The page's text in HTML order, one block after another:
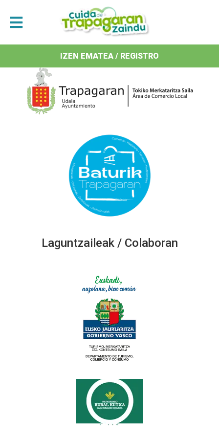
Antolatzaileak / Organizan
Laguntzaileak / Colaboran
IZEN EMATEA / REGISTRO